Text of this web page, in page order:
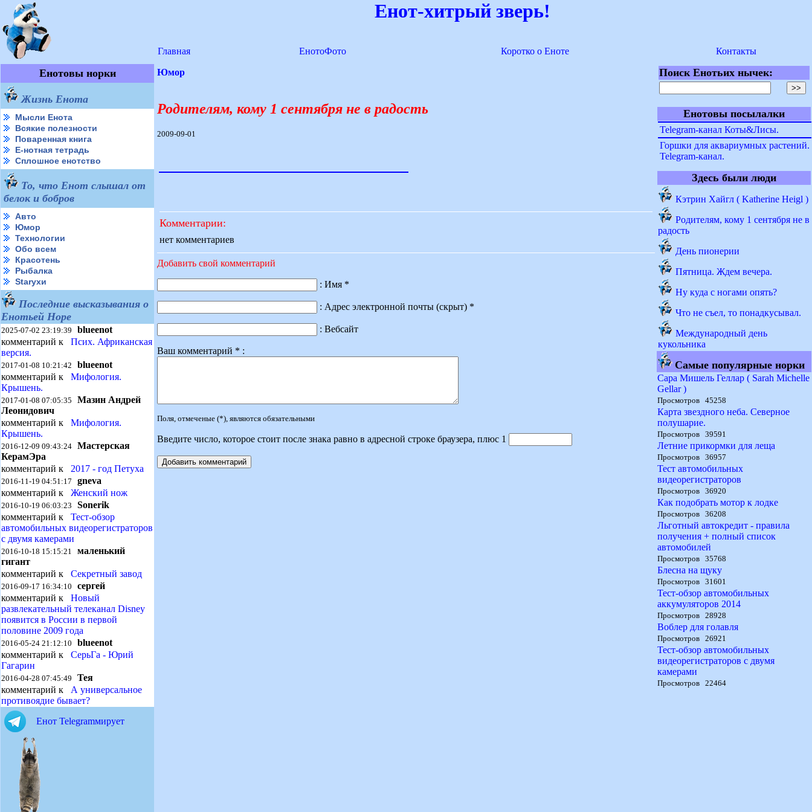
Енот-хитрый зверь!
Главная ЕнотоФото Коротко о Еноте Контакты
Енотовы норки
Жизнь Енота
Мысли Енота
Всякие полезности
Поваренная книга
Е-нотная тетрадь
Сплошное енотство
То, что Енот слышал от
белок и бобров
Авто
Юмор
Технологии
Обо всем
Красотень
Рыбалка
Starухи
Последние высказывания о
Енотьей Норе
2025-07-02 23:19:39 blueenot
комментарий к Псих. Африканская
версия.
2017-01-08 10:21:42 blueenot
комментарий к Мифология.
Крышень.
2017-01-08 07:05:35 Мазин Андрей
Леонидович
комментарий к Мифология.
Крышень.
2016-12-09 09:43:24 Мастерская
КерамЭра
комментарий к 2017 - год Петуха
2016-11-19 04:51:17 gneva
комментарий к Женский нож
2016-10-19 06:03:23 Sonerik
комментарий к Тест-обзор
автомобильных видеорегистраторов
с двумя камерами
2016-10-18 15:15:21 маленький
гигант
комментарий к Секретный завод
2016-09-17 16:34:10 сергей
комментарий к Новый
развлекательный телеканал Disney
появится в России в первой
половине 2009 года
2016-05-24 21:12:10 blueenot
комментарий к СерьГа - Юрий
Гагарин
2016-04-28 07:45:49 Тея
комментарий к А универсальное
противоядие бывает?
Енот Telegramмирует
Юмор
Родителям, кому 1 сентября не в радость
2009-09-01
Комментарии:
нет комментариев
Добавить свой комментарий
: Имя *
: Адрес электронной почты (скрыт) *
: Вебсайт
Ваш комментарий * :
Поля, отмеченые (*), являются обязательными
Введите число, которое стоит после знака равно в адресной строке браузера, плюс 1
Поиск Енотьих нычек:
Енотовы посылалки
Telegram-канал Коты&Лисы.
Горшки для аквариумных растений.
Telegram-канал.
Здесь были люди
Кэтрин Хайгл ( Katherine Heigl )
Родителям, кому 1 сентября не в
радость
День пионерии
Пятница. Ждем вечера.
Ну куда с ногами опять?
Что не съел, то понадкусывал.
Международный день
кукольника
Самые популярные норки
Сара Мишель Геллар ( Sarah Michelle
Gellar )
Просмотров 45258
Карта звездного неба. Северное
полушарие.
Просмотров 39591
Летние прикормки для леща
Просмотров 36957
Тест автомобильных
видеорегистраторов
Просмотров 36920
Как подобрать мотор к лодке
Просмотров 36208
Льготный автокредит - правила
получения + полный список
автомобилей
Просмотров 35768
Блесна на щуку
Просмотров 31601
Тест-обзор автомобильных
аккумуляторов 2014
Просмотров 28928
Воблер для голавля
Просмотров 26921
Тест-обзор автомобильных
видеорегистраторов с двумя
камерами
Просмотров 22464